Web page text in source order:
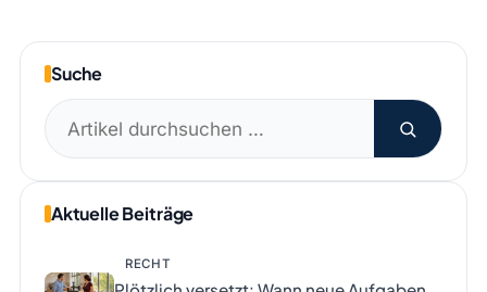
Suche
Suchen
nach:
Aktuelle Beiträge
RECHT